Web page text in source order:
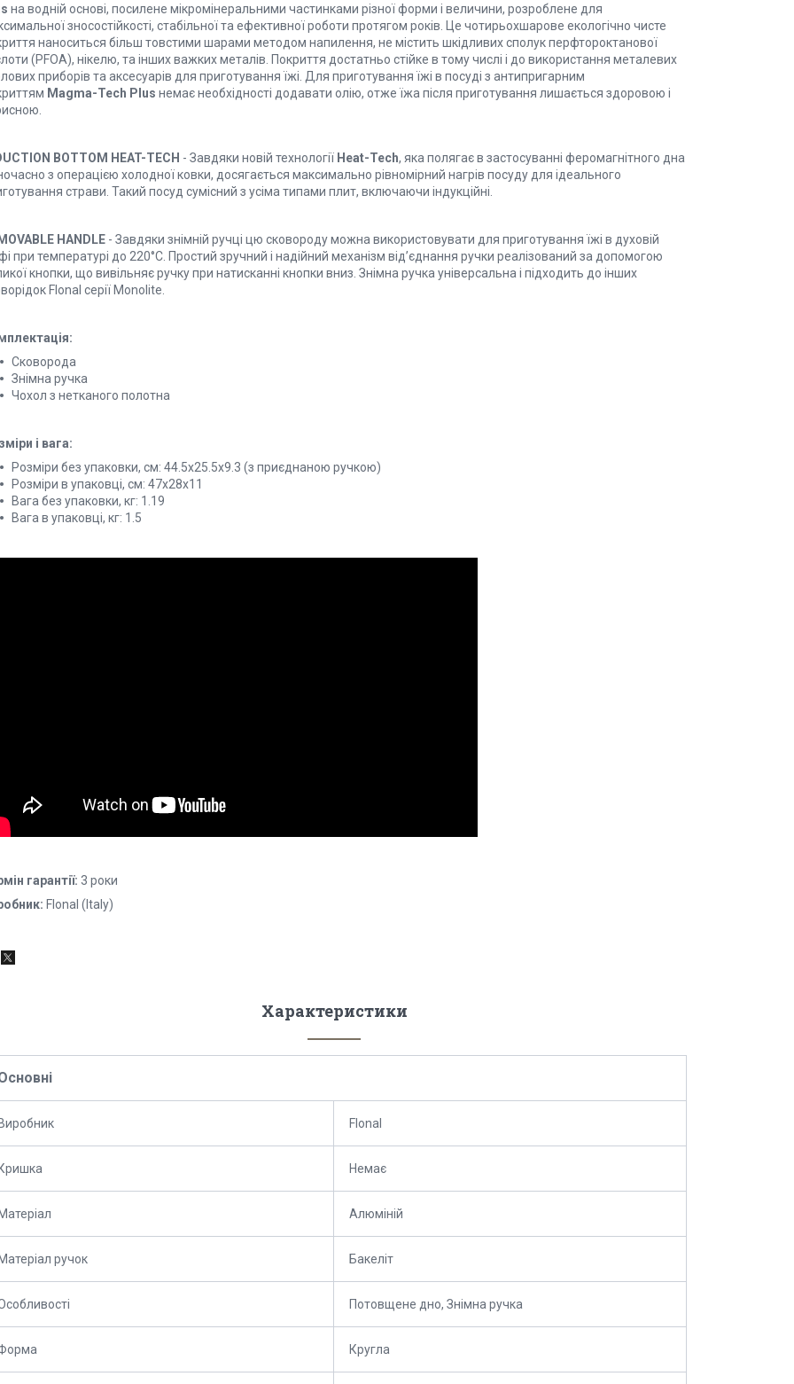
на водній основі, посилене мікромінеральними частинками різної форми і величини, розроблене для
зносостійкості, стабільної та ефективної роботи протягом років. Це чотирьохшарове екологічно чисте
наноситься більш товстими шарами методом напилення, не містить шкідливих сполук перфтороктанової
(PFOA), нікелю, та інших важких металів. Покриття достатньо стійке в тому числі і до використання металевих
приборів та аксесуарів для приготування їжі. Для приготування їжі в посуді з антипригарним
Magma-Tech Plus немає необхідності додавати олію, отже їжа після приготування лишається здоровою і
BOTTOM HEAT-TECH - Завдяки новій технології Heat-Tech, яка полягає в застосуванні феромагнітного дна
з операцією холодної ковки, досягається максимально рівномірний нагрів посуду для ідеального
страви. Такий посуд сумісний з усіма типами плит, включаючи індукційні.
HANDLE - Завдяки знімній ручці цю сковороду можна використовувати для приготування їжі в духовій
при температурі до 220°С. Простий зручний і надійний механізм від’єднання ручки реалізований за допомогою
кнопки, що вивільняє ручку при натисканні кнопки вниз. Знімна ручка універсальна і підходить до інших
Flonal серії Monolite.
Сковорода
Знімна ручка
Чохол з нетканого полотна
і вага:
Розміри без упаковки, см: 44.5x25.5x9.3 (з приєднаною ручкою)
Розміри в упаковці, см: 47x28x11
Вага без упаковки, кг: 1.19
Вага в упаковці, кг: 1.5
гарантії: 3 роки
Flonal (Italy)
Характеристики
Flonal
Немає
Алюміній
ручок Бакеліт
Потовщене дно, Знімна ручка
Кругла